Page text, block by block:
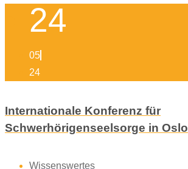
24
05
24
Internationale Konferenz für
Schwerhörigenseelsorge in Oslo
Wissenswertes